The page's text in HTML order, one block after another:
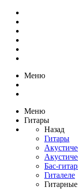
Меню
Меню
Гитары
Назад
Гитары
Бас-
Гиталеле